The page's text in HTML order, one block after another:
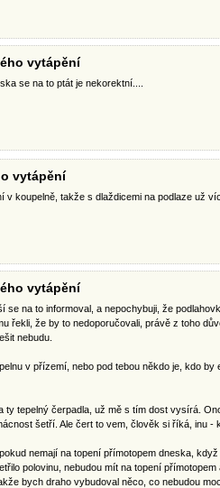
vytápění
se na to ptát je nekorektní....
vytápění
v koupelně, takže s dlaždicemi na podlaze už
vytápění
se na to informoval, a nepochybuji, že
řekli, že by to nedoporučovali, právě z toho
nebudu.
v přízemí, nebo pod tebou někdo je, kdo by
ty tepelný čerpadla, už mě s tím dost vysírá.
šetří. Ale čert to vem, člověk si říká, inu -
nemají na topení přímotopem dneska,
polovinu, nebudou mít na topení
bych draho vybudoval něco, co nebudou